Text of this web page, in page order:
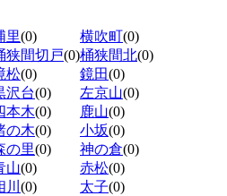
里(0) 横吹町(0)
狭間切戸(0)桶狭間北(0)
松(0) 鏡田(0)
沢台(0) 左京山(0)
本木(0) 鹿山(0)
の木(0) 小坂(0)
の里(0) 神の倉(0)
山(0) 赤松(0)
川 (0) 太子(0)